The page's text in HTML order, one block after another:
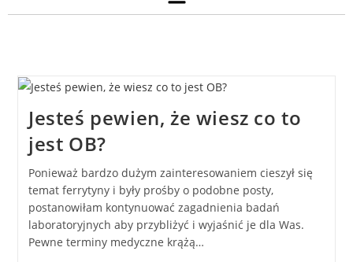
Jesteś pewien, że wiesz co to
jest OB?
Ponieważ bardzo dużym zainteresowaniem cieszył się
temat ferrytyny i były prośby o podobne posty,
postanowiłam kontynuować zagadnienia badań
laboratoryjnych aby przybliżyć i wyjaśnić je dla Was.
Pewne terminy medyczne krążą…